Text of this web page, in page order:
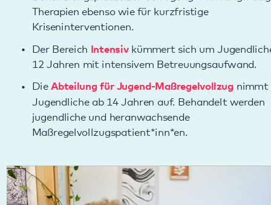
Jugendliche ab 14 Jahren auf. Behandelt werden
jugendliche und heranwachsende